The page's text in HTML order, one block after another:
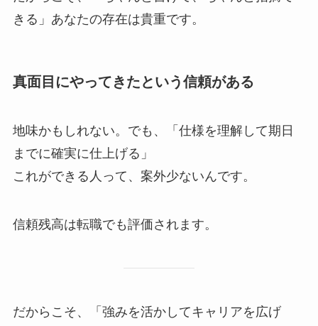
きる」あなたの存在は貴重です。
真面目にやってきたという信頼がある
地味かもしれない。でも、「仕様を理解して期日
までに確実に仕上げる」
これができる人って、案外少ないんです。
信頼残高は転職でも評価されます。
だからこそ、「強みを活かしてキャリアを広げ